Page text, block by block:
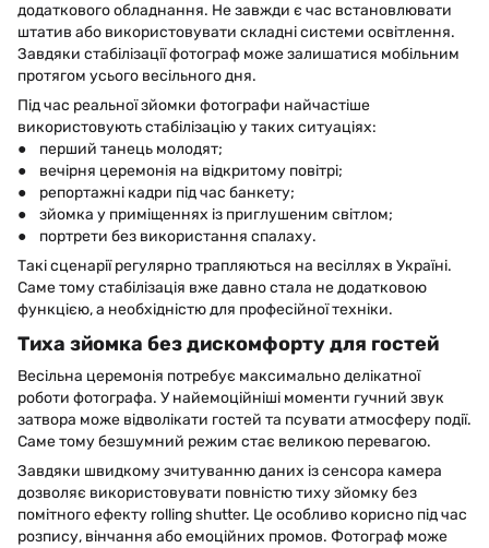
додаткового обладнання. Не завжди є час встановлювати
штатив або використовувати складні системи освітлення.
Завдяки стабілізації фотограф може залишатися мобільним
протягом усього весільного дня.
Під час реальної зйомки фотографи найчастіше
використовують стабілізацію у таких ситуаціях:
● перший танець молодят;
● вечірня церемонія на відкритому повітрі;
● репортажні кадри під час банкету;
● зйомка у приміщеннях із приглушеним світлом;
● портрети без використання спалаху.
Такі сценарії регулярно трапляються на весіллях в Україні.
Саме тому стабілізація вже давно стала не додатковою
функцією, а необхідністю для професійної техніки.
Тиха зйомка без дискомфорту для гостей
Весільна церемонія потребує максимально делікатної
роботи фотографа. У найемоційніші моменти гучний звук
затвора може відволікати гостей та псувати атмосферу події.
Саме тому безшумний режим стає великою перевагою.
Завдяки швидкому зчитуванню даних із сенсора камера
дозволяє використовувати повністю тиху зйомку без
помітного ефекту rolling shutter. Це особливо корисно під час
розпису, вінчання або емоційних промов. Фотограф може